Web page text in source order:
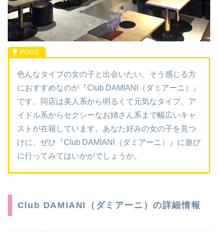
色んなタイプの女の子と出会いたい、そう感じる方
におすすめなのが『Club DAMIANI（ダミアーニ）』
です。同店は美人系から明るくて元気なタイプ、ア
イドル系からセクシーなお姉さん系まで幅広いキャ
ストが在籍しています。あなた好みの女の子を見つ
けに、ぜひ『Club DAMIANI（ダミアーニ）』に遊び
に行ってみてはいかがでしょうか。
Club DAMIANI（ダミアーニ）の詳細情報